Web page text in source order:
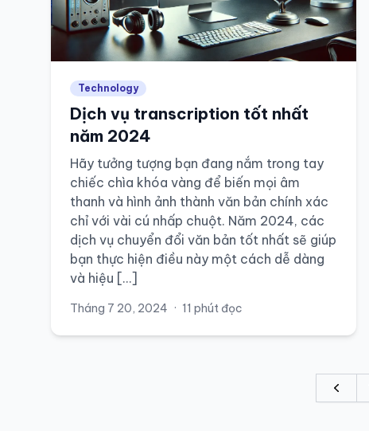
Technology
Dịch vụ transcription tốt nhất
năm 2024
Hãy tưởng tượng bạn đang nắm trong tay
chiếc chìa khóa vàng để biến mọi âm
thanh và hình ảnh thành văn bản chính xác
chỉ với vài cú nhấp chuột. Năm 2024, các
dịch vụ chuyển đổi văn bản tốt nhất sẽ giúp
bạn thực hiện điều này một cách dễ dàng
và hiệu […]
Tháng 7 20, 2024 · 11 phút đọc